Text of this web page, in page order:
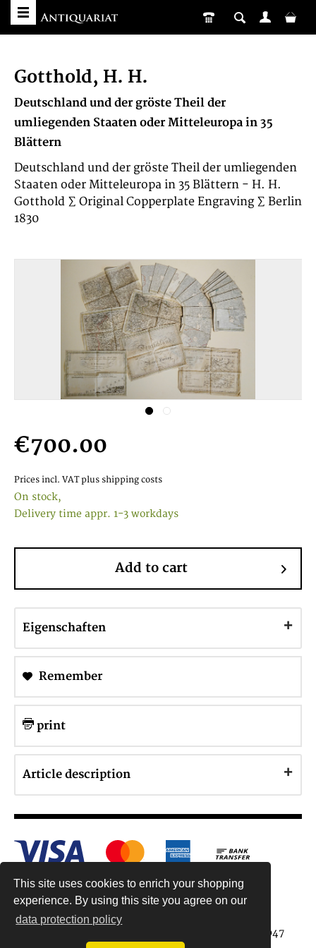
This site uses cookies to enrich your shopping
experience. By using this site you agree on our
data protection policy
Gotthold, H. H.
Deutschland und der gröste Theil der
umliegenden Staaten oder Mitteleuropa in 35
Blättern
Deutschland und der gröste Theil der umliegenden
Staaten oder Mitteleuropa in 35 Blättern - H. H.
Gotthold ∑ Original Copperplate Engraving ∑ Berlin
1830
€700.00
Prices incl. VAT plus shipping costs
On stock,
Delivery time appr. 1-3 workdays
Add to cart
Eigenschaften
Remember
print
Article description
Antiquariat Reinhold Berg ek, Wahlenstr. 8, 93047